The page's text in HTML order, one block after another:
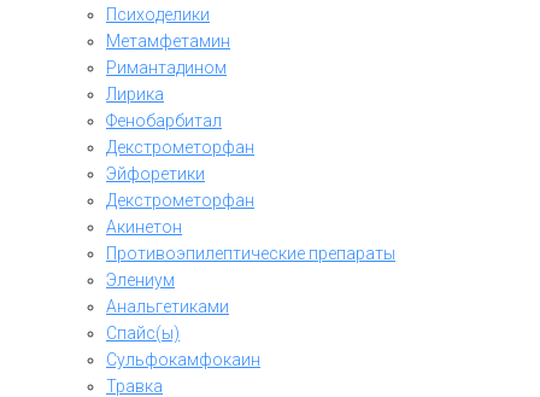
Психоделики
Метамфетамин
Римантадином
Лирика
Фенобарбитал
Декстрометорфан
Эйфоретики
Декстрометорфан
Акинетон
Противоэпилептические препараты
Элениум
Анальгетиками
Спайс(ы)
Сульфокамфокаин
Травка